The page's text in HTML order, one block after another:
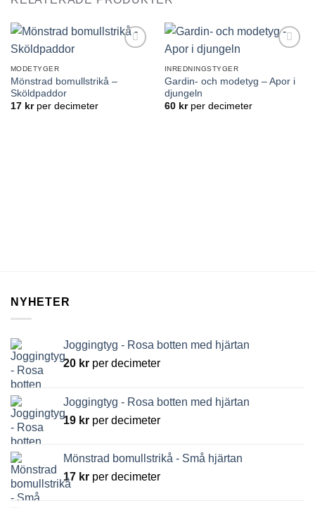
MODETYGER
Mönstrad bomullstrikå –
Sköldpaddor
17 kr per decimeter
INREDNINGSTYGER
Gardin- och modetyg – Apor i
djungeln
60 kr per decimeter
NYHETER
Joggingtyg - Rosa botten med hjärtan
20 kr per decimeter
Joggingtyg - Rosa botten med hjärtan
19 kr per decimeter
Mönstrad bomullstrikå - Små hjärtan
17 kr per decimeter